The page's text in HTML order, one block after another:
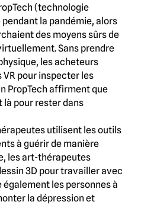
(technologie
la pandémie, alors
des moyens sûrs de
Sans prendre
les acheteurs
pour inspecter les
PropTech affirment que
là pour rester dans
utilisent les outils
à guérir de manière
les art-thérapeutes
3D pour travailler avec
également les personnes à
la dépression et